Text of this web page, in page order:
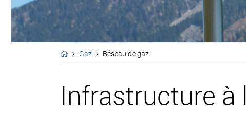
Gaz Réseau de gaz
Infrastructure à